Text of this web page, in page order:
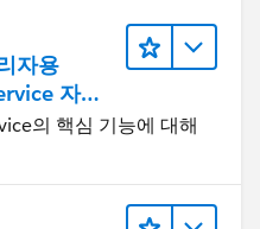
자용
자세
의 핵심 기능에 대해